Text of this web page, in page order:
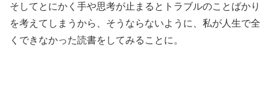
そしてとにかく手や思考が止まるとトラブルのことばかり
を考えてしまうから、そうならないように、私が人生で全
くできなかった読書をしてみることに。